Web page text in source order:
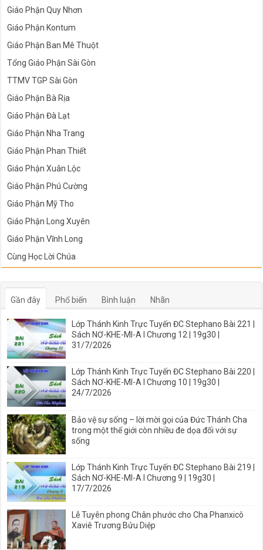
Giáo Phận Quy Nhơn
Giáo Phận Kontum
Giáo Phận Ban Mê Thuột
Tổng Giáo Phận Sài Gòn
TTMV TGP Sài Gòn
Giáo Phận Bà Rịa
Giáo Phận Đà Lạt
Giáo Phận Nha Trang
Giáo Phận Phan Thiết
Giáo Phận Xuân Lộc
Giáo Phận Phú Cường
Giáo Phận Mỹ Tho
Giáo Phận Long Xuyên
Giáo Phận Vĩnh Long
Cùng Học Lời Chúa
Gần đây Phổ biến Bình luận Nhãn
Lớp Thánh Kinh Trực Tuyến ĐC Stephano Bài 221 |
Sách NƠ-KHE-MI-A I Chương 12 | 19g30 |
31/7/2026
Lớp Thánh Kinh Trực Tuyến ĐC Stephano Bài 220 |
Sách NƠ-KHE-MI-A I Chương 10 | 19g30 |
24/7/2026
Bảo vệ sự sống – lời mời gọi của Đức Thánh Cha
trong một thế giới còn nhiều đe dọa đối với sự
sống
Lớp Thánh Kinh Trực Tuyến ĐC Stephano Bài 219 |
Sách NƠ-KHE-MI-A I Chương 9 | 19g30 |
17/7/2026
Lễ Tuyên phong Chân phước cho Cha Phanxicô
Xaviê Trương Bửu Diệp